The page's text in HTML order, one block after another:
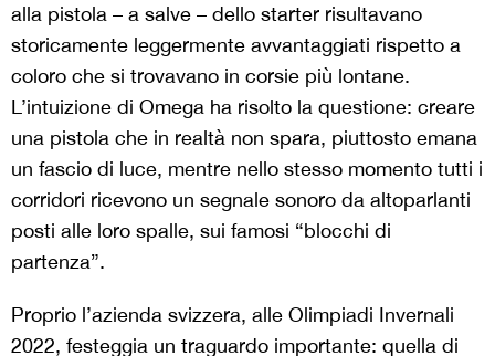
alla pistola – a salve – dello starter risultavano
storicamente leggermente avvantaggiati rispetto a
coloro che si trovavano in corsie più lontane.
L’intuizione di Omega ha risolto la questione: creare
una pistola che in realtà non spara, piuttosto emana
un fascio di luce, mentre nello stesso momento tutti i
corridori ricevono un segnale sonoro da altoparlanti
posti alle loro spalle, sui famosi “blocchi di
partenza”.
Proprio l’azienda svizzera, alle Olimpiadi Invernali
2022, festeggia un traguardo importante: quella di